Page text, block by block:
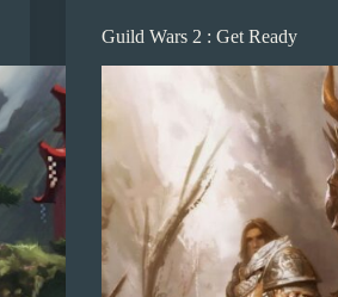
Guild Wars 2 : Get Ready